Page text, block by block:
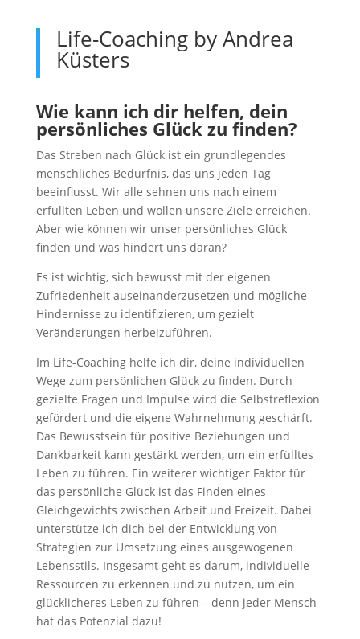
Life-Coaching by Andrea
Küsters
Wie kann ich dir helfen, dein
persönliches Glück zu finden?
Das Streben nach Glück ist ein grundlegendes
menschliches Bedürfnis, das uns jeden Tag
beeinflusst. Wir alle sehnen uns nach einem
erfüllten Leben und wollen unsere Ziele erreichen.
Aber wie können wir unser persönliches Glück
finden und was hindert uns daran?
Es ist wichtig, sich bewusst mit der eigenen
Zufriedenheit auseinanderzusetzen und mögliche
Hindernisse zu identifizieren, um gezielt
Veränderungen herbeizuführen.
Im Life-Coaching helfe ich dir, deine individuellen
Wege zum persönlichen Glück zu finden. Durch
gezielte Fragen und Impulse wird die Selbstreflexion
gefördert und die eigene Wahrnehmung geschärft.
Das Bewusstsein für positive Beziehungen und
Dankbarkeit kann gestärkt werden, um ein erfülltes
Leben zu führen. Ein weiterer wichtiger Faktor für
das persönliche Glück ist das Finden eines
Gleichgewichts zwischen Arbeit und Freizeit. Dabei
unterstütze ich dich bei der Entwicklung von
Strategien zur Umsetzung eines ausgewogenen
Lebensstils. Insgesamt geht es darum, individuelle
Ressourcen zu erkennen und zu nutzen, um ein
glücklicheres Leben zu führen – denn jeder Mensch
hat das Potenzial dazu!